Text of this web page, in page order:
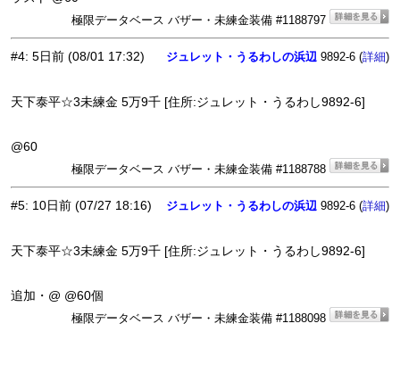
極限データベース バザー・未練金装備 #1188797
#4: 5日前 (08/01 17:32) ジュレット・うるわしの浜辺 9892-6 (詳細)
天下泰平☆3未練金 5万9千 [住所:ジュレット・うるわし9892-6]
@60
極限データベース バザー・未練金装備 #1188788
#5: 10日前 (07/27 18:16) ジュレット・うるわしの浜辺 9892-6 (詳細)
天下泰平☆3未練金 5万9千 [住所:ジュレット・うるわし9892-6]
追加・@ @60個
極限データベース バザー・未練金装備 #1188098